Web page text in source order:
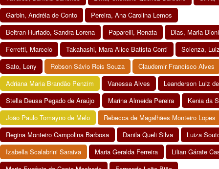
Garbin, Andréia de Conto
Pereira, Ana Carolina Lemos
Beltran Hurtado, Sandra Lorena
Paparelli, Renata
Dias, Maria
Ferretti, Marcelo
Takahashi, Mara Alice Batista Conti
Scienza,
Sato, Leny
Robson Sávio Reis Souza
Claudemir Francisco Alves
Adriana Maria Brandão Penzim
Vanessa Alves
Leanderson Luiz
Stella Deusa Pegado de Araújo
Marina Almeida Pereira
Kenia da
João Paulo Tomayno de Melo
Rebecca de Magalhães Monteiro Lopes
Regina Monteiro Campolina Barbosa
Danila Queli Silva
Luiza
Izabella Scalabrini Saraiva
Maria Geralda Ferreira
Lilian Gárate